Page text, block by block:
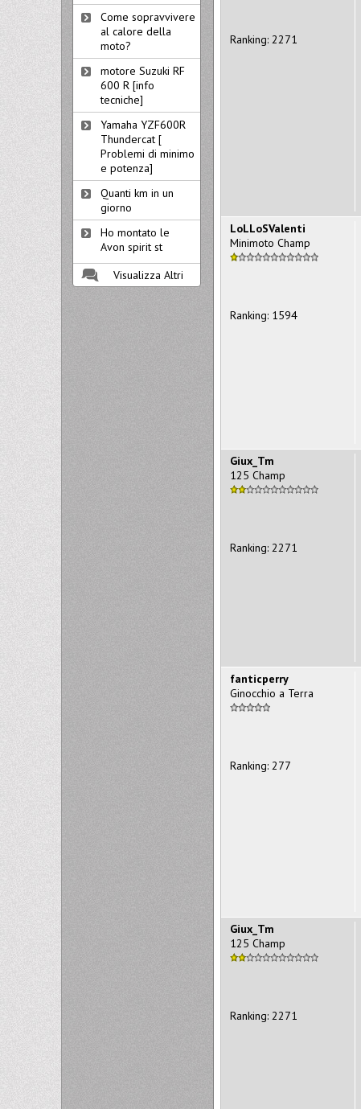
Ranking: 2271
LoLLoSValenti
Minimoto Champ
Ranking: 1594
Giux_Tm
125 Champ
Ranking: 2271
fanticperry
Ginocchio a Terra
Ranking: 277
Giux_Tm
125 Champ
Ranking: 2271
Come sopravvivere
al calore della
moto?
motore Suzuki RF
600 R [info
tecniche]
Yamaha YZF600R
Thundercat [
Problemi di minimo
e potenza]
Quanti km in un
giorno
Ho montato le
Avon spirit st
Visualizza Altri